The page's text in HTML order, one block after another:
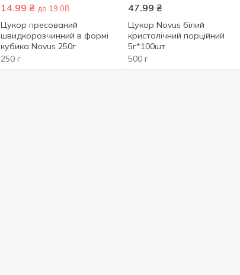
14.99 ₴ до 19.08
Цукор пресований
швидкорозчинний в формі
кубика Novus 250г
250 г
47.99 ₴
Цукор Novus білий
кристалічний порційний
5г*100шт
500 г